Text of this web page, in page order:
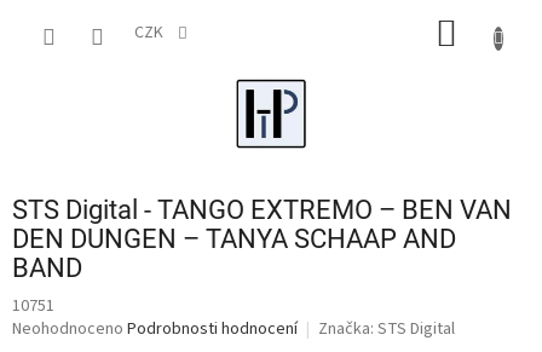
CZK
STS Digital - TANGO EXTREMO – BEN VAN
DEN DUNGEN – TANYA SCHAAP AND
BAND
10751
Průměrné
Neohodnoceno Podrobnosti hodnocení Značka: STS Digital